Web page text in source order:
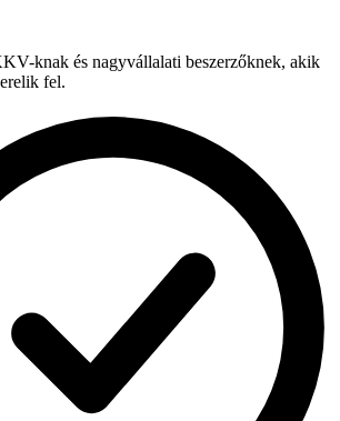
knak és nagyvállalati beszerzőknek, akik
fel.